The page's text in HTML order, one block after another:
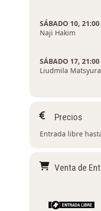
SÁBADO 10,
Naji Hakim
SÁBADO 17,
Liudmila Matsyura
Precios
Entrada libre
Venta de